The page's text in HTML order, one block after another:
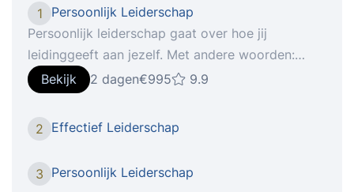
1
Persoonlijk Leiderschap
Persoonlijk leiderschap gaat over hoe jij
leidinggeeft aan jezelf. Met andere woorden:
“Hoe haal jij het meeste uit jezelf?”. Dit kan gaan
van het doelgericht en zelfverzekerd houden van
gesprekken tot aan het effectief indelen van je
eigen tijd. Minder energie uitgeven aan meer
leidt tot zelfreflectie, deze momenten gebruik je
Bekijk 2 dagen€995 9.9
2 Effectief Leiderschap
3 Persoonlijk Leiderschap